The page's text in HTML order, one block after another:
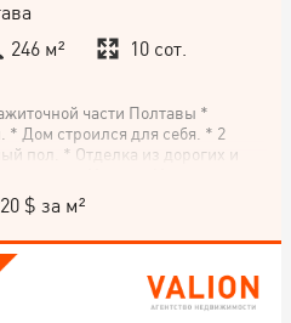
246 м²
10 сот.
части Полтавы *
* Дом строился для себя. * 2
пол. * Отделка из дорогих и
автоматически по
можете задать нужные Вам
экономия. * Дом продается
агентство
Львов, Ужгород, Киев, Харьков
сервис покупки
$ за м²